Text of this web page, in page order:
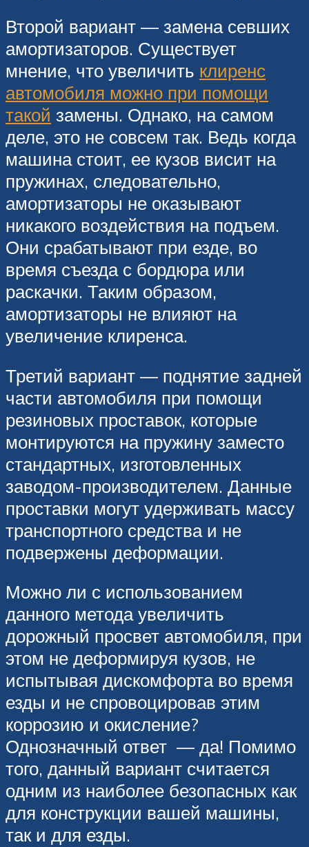
Второй вариант — замена севших
амортизаторов. Существует
мнение, что увеличить клиренс
автомобиля можно при помощи
такой замены. Однако, на самом
деле, это не совсем так. Ведь когда
машина стоит, ее кузов висит на
пружинах, следовательно,
амортизаторы не оказывают
никакого воздействия на подъем.
Они срабатывают при езде, во
время съезда с бордюра или
раскачки. Таким образом,
амортизаторы не влияют на
увеличение клиренса.
Третий вариант — поднятие задней
части автомобиля при помощи
резиновых проставок, которые
монтируются на пружину заместо
стандартных, изготовленных
заводом-производителем. Данные
проставки могут удерживать массу
транспортного средства и не
подвержены деформации.
Можно ли с использованием
данного метода увеличить
дорожный просвет автомобиля, при
этом не деформируя кузов, не
испытывая дискомфорта во время
езды и не спровоцировав этим
коррозию и окисление?
Однозначный ответ — да! Помимо
того, данный вариант считается
одним из наиболее безопасных как
для конструкции вашей машины,
так и для езды.